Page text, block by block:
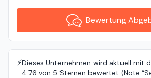
Bewertung
⚡️Dieses Unternehmen wird aktuell mit
4.76 von 5 Sternen bewertet (Note